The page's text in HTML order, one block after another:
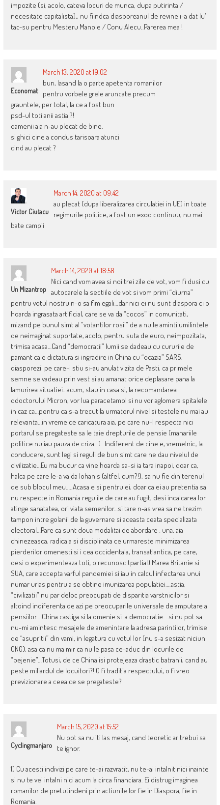
impozite (si, acolo, cateva locuri de munca, dupa putirinta /
necesitate capitalista),, nu fiindca diasporeanul de revine i-a dat lu’
tac-su pentru Mesteru Manole / Conu Alecu..Parerea mea !
Economat
March 13, 2020 at 19:02
bun, lasand la o parte apetenta romanilor
pentru vorbele grele aruncate precum
grauntele, per total, la ce a fost bun
psd-ul toti anii astia ?!
oamenii aia n-au plecat de bine.
si ghici cine a condus tarisoara atunci
cind au plecat ?
Victor Ciutacu
March 14, 2020 at 09:42
au plecat (dupa liberalizarea circulatiei in UE) in toate
regimurile politice, a fost un exod continuu, nu mai
bate campii
Un Mizantrop
March 14, 2020 at 18:58
Nici cand vom avea si noi trei zile de vot, vom fi dusi cu
autocarele la sectiile de vot si vom primi “diurna”
pentru votul nostru n-o sa fim egali…dar nici ei nu sunt diaspora ci o
hoarda ingrasata artificial, care se va da “cocos” in comunitati,
mizand pe bunul simt al “votantilor rosii” de a nu le aminti umilintele
de neimaginat suportate, acolo, pentru suta de euro, neimpozitata,
trimisa acasa…Cand “democratii” lumii se dadeau cu cururile de
pamant ca e dictatura si ingradire in China cu “ocazia” SARS,
diasporezii pe care-i stiu si-au anulat vizita de Pasti, ca primele
semne se vadeau prin vest si au amanat orice deplasare pana la
lamurirea situatiei…acum, stau in casa si, la recomandarea
ddoctorului Micron, vor lua paracetamol si nu vor aglomera spitalele
in caz ca…pentru ca s-a trecut la urmatorul nivel si testele nu mai au
relevanta…in vreme ce caricatura aia, pe care nu-l respecta nici
portarul se pregateste sa le taie drepturile de pensie (manariile
politice nu iau pauza de criza…)…Indiferent de cine e, vremelnic, la
conducere, sunt legi si reguli de bun simt care ne dau nivelul de
civilizatie…Eu ma bucur ca vine hoarda sa-si ia tara inapoi, doar ca,
halca pe care le-a va da Iohanis (altfel, cum?!), sa nu fie din terenul
de sub blocul meu…..Acasa e si pentru ei, doar ca ei au pretentia sa
nu respecte in Romania regulile de care au fugit, desi incalcarea lor
atinge sanatatea, ori viata semenilor…si tare n-as vrea sa ne trezim
tampon intre golanii de la guvernare si aceasta ceata specializata
electoral…Pare ca sunt doua modalitai de abordare : una, aia
chinezeasca, radicala si disciplinata ce urmareste minimizarea
pierderilor omenesti si i cea occidentala, transatlantica, pe care,
desi o experimenteaza toti, o recunosc (partial) Marea Britanie si
SUA, care accepta varful pandemiei si iau in calcul infectarea unui
numar urias pentru a se obtine imunizarea populatiei….astia,
“civilizatii” nu par deloc preocupati de disparitia varstnicilor si
altoind indiferenta de azi pe preocuparile universale de amputare a
pensiilor….China castiga si la omenie si la democratie….si nu pot sa
nu-mi amintesc mesajele de amenintare la adresa parintilor, trimise
de “asupritii” din vami, in legatura cu votul lor (nu s-a sesizat niciun
ONG), asa ca nu ma mir ca nu le pasa ce-aduc din locurile de
“bejenie”…Totusi, de ce China isi protejeaza drastic batranii, cand au
peste miliardul de locuitori?! O fi traditia respectului, o fi vreo
previzionare a ceea ce se pregateste?
Cyclingmanjaro
March 15, 2020 at 15:52
Nu pot sa nu iti las mesaj, cand teoretic ar trebui sa
te ignor.
1) Cu acesti indivizi pe care te-ai razvratit, nu te-ai intalnit nici inainte
si nu te vei intalni nici acum la circa financiara. Ei distrug imaginea
romanilor de pretutindeni prin actiunile lor fie in Diaspora, fie in
Romania.